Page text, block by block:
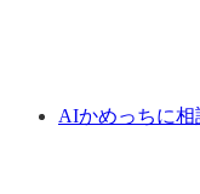
AIかめっちに相